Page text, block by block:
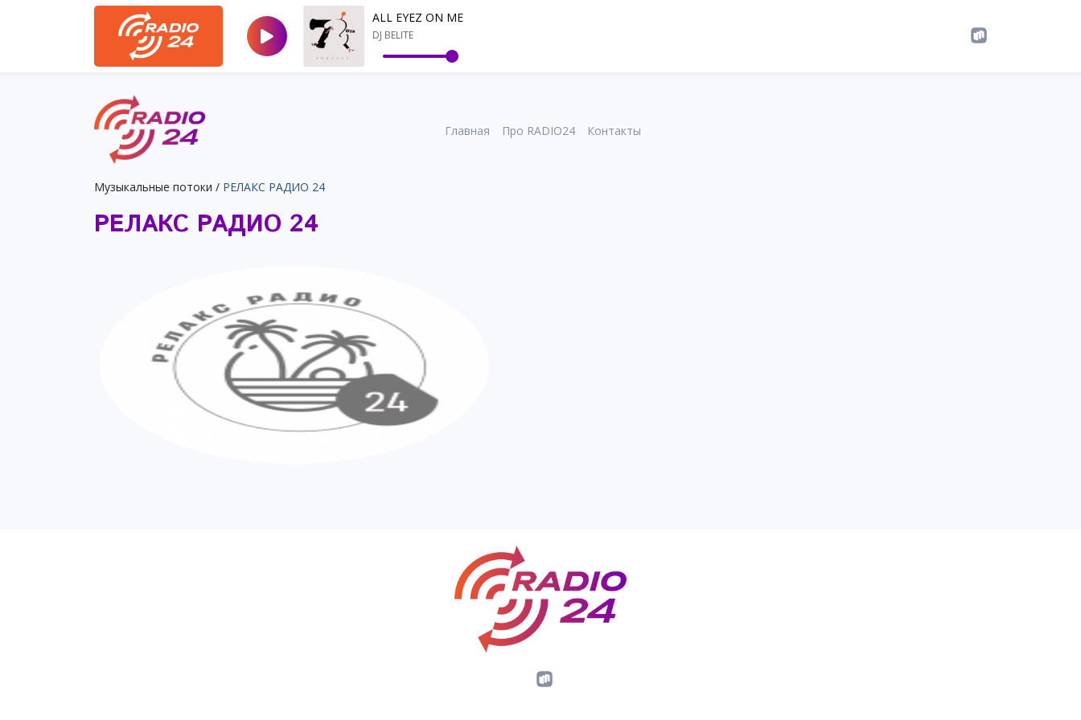
ALL EYEZ ON ME
DJ BELITE
Главная Про RADIO24 Контакты
Музыкальные потоки / РЕЛАКС РАДИО 24
РЕЛАКС РАДИО 24